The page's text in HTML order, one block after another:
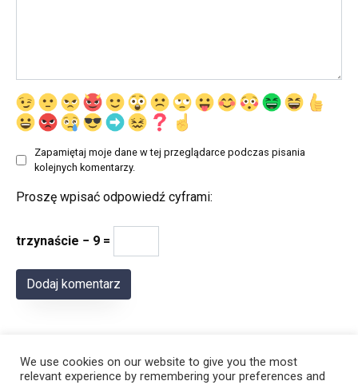
Zapamiętaj moje dane w tej przeglądarce podczas pisania
kolejnych komentarzy.
Proszę wpisać odpowiedź cyframi:
trzynaście − 9 =
We use cookies on our website to give you the most
relevant experience by remembering your preferences and